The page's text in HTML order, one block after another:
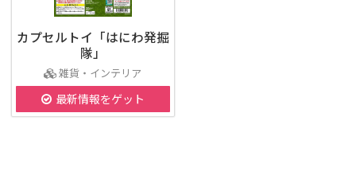
カプセルトイ「はにわ発掘
隊」
雑貨・インテリア
最新情報をゲット